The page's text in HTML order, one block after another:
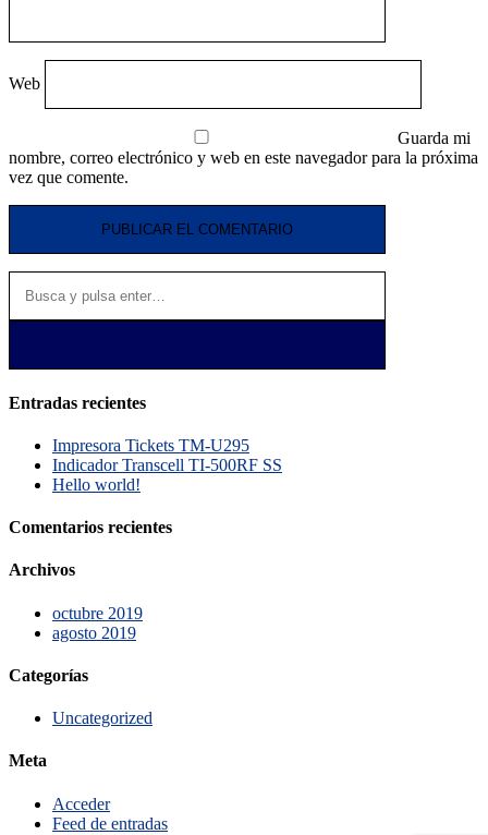
Web
Guarda mi
nombre, correo electrónico y web en este navegador para la próxima
vez que comente.
Entradas recientes
Impresora Tickets TM-U295
Indicador Transcell TI-500RF SS
Hello world!
Comentarios recientes
Archivos
octubre 2019
agosto 2019
Categorías
Uncategorized
Meta
Acceder
Feed de entradas